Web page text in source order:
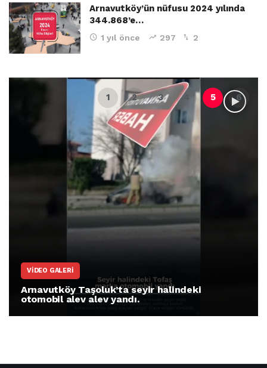
Arnavutköy’ün nüfusu 2024 yılında
344.868’e…
1 yıl önce 297 2
VIDEO GALERI
Arnavutköy Taşoluk’ta seyir halindeki
otomobil alev alev yandı.